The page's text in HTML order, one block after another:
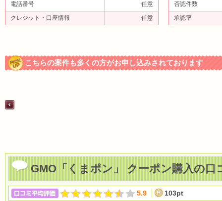
電話番号
任意
クレジット・口座情報
任意
否認件数
承認率
こちらの案件も多くの方がお申し込みされております
GMO「くまポン」 クーポン購入の口
5.9 103pt